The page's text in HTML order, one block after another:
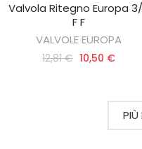
AGGIUNGI AL CARRELLO
Valvola Ritegno Europa
F F
VALVOLE EUROPA
12,81 € 10,50 €
PIÙ